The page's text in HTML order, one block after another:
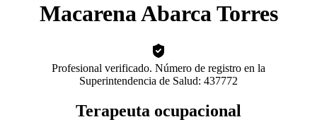
Macarena Abarca Torres
Profesional verificado. Número de registro en la
Superintendencia de Salud: 437772
Terapeuta ocupacional